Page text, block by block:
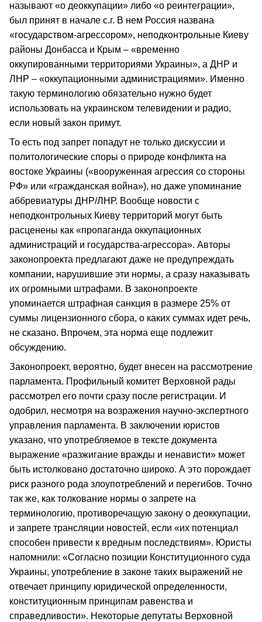
называют «о деоккупации» либо «о реинтеграции»,
был принят в начале с.г. В нем Россия названа
«государством-агрессором», неподконтрольные Киеву
районы Донбасса и Крым – «временно
оккупированными территориями Украины», а ДНР и
ЛНР – «оккупационными администрациями». Именно
такую терминологию обязательно нужно будет
использовать на украинском телевидении и радио,
если новый закон примут.
То есть под запрет попадут не только дискуссии и
политологические споры о природе конфликта на
востоке Украины («вооруженная агрессия со стороны
РФ» или «гражданская война»), но даже упоминание
аббревиатуры ДНР/ЛНР. Вообще новости с
неподконтрольных Киеву территорий могут быть
расценены как «пропаганда оккупационных
администраций и государства-агрессора». Авторы
законопроекта предлагают даже не предупреждать
компании, нарушившие эти нормы, а сразу наказывать
их огромными штрафами. В законопроекте
упоминается штрафная санкция в размере 25% от
суммы лицензионного сбора, о каких суммах идет речь,
не сказано. Впрочем, эта норма еще подлежит
обсуждению.
Законопроект, вероятно, будет внесен на рассмотрение
парламента. Профильный комитет Верховной рады
рассмотрел его почти сразу после регистрации. И
одобрил, несмотря на возражения научно-экспертного
управления парламента. В заключении юристов
указано, что употребляемое в тексте документа
выражение «разжигание вражды и ненависти» может
быть истолковано достаточно широко. А это порождает
риск разного рода злоупотреблений и перегибов. Точно
так же, как толкование нормы о запрете на
терминологию, противоречащую закону о деоккупации,
и запрете трансляции новостей, если «их потенциал
способен привести к вредным последствиям». Юристы
напомнили: «Согласно позиции Конституционного суда
Украины, употребление в законе таких выражений не
отвечает принципу юридической определенности,
конституционным принципам равенства и
справедливости». Некоторые депутаты Верховной